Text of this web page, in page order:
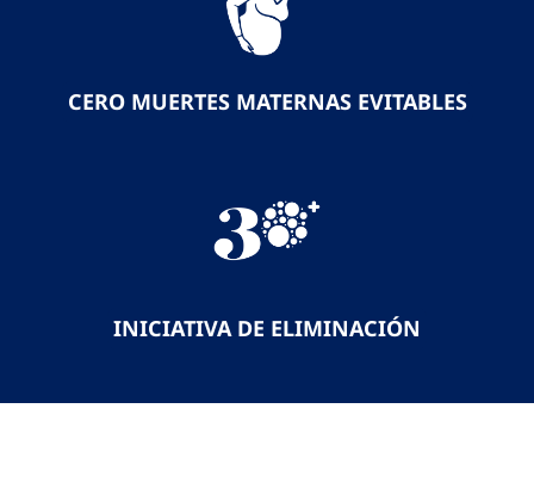
CERO MUERTES MATERNAS EVITABLES
INICIATIVA DE ELIMINACIÓN